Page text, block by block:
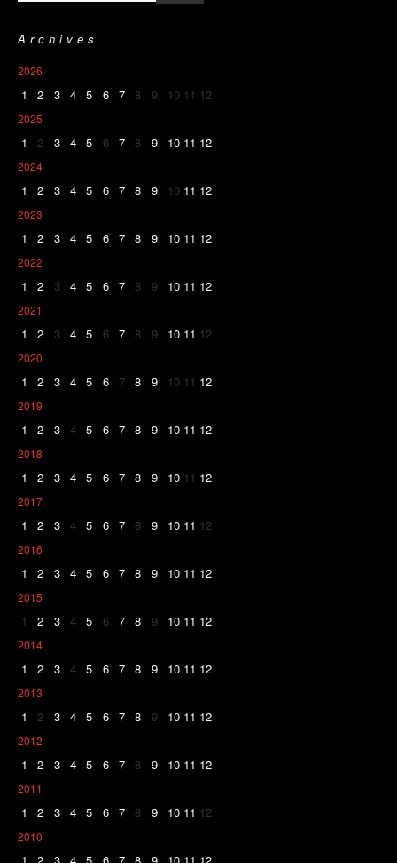
Archives
2026
1 2 3 4 5 6 7 8 9 10 11 12
2025
1 2 3 4 5 6 7 8 9 10 11 12
2024
1 2 3 4 5 6 7 8 9 10 11 12
2023
1 2 3 4 5 6 7 8 9 10 11 12
2022
1 2 3 4 5 6 7 8 9 10 11 12
2021
1 2 3 4 5 6 7 8 9 10 11 12
2020
1 2 3 4 5 6 7 8 9 10 11 12
2019
1 2 3 4 5 6 7 8 9 10 11 12
2018
1 2 3 4 5 6 7 8 9 10 11 12
2017
1 2 3 4 5 6 7 8 9 10 11 12
2016
1 2 3 4 5 6 7 8 9 10 11 12
2015
1 2 3 4 5 6 7 8 9 10 11 12
2014
1 2 3 4 5 6 7 8 9 10 11 12
2013
1 2 3 4 5 6 7 8 9 10 11 12
2012
1 2 3 4 5 6 7 8 9 10 11 12
2011
1 2 3 4 5 6 7 8 9 10 11 12
2010